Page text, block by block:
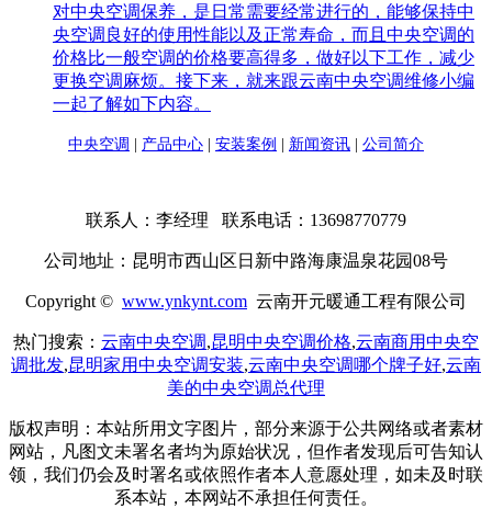
对中央空调保养，是日常需要经常进行的，能够保持中
央空调良好的使用性能以及正常寿命，而且中央空调的
价格比一般空调的价格要高得多，做好以下工作，减少
更换空调麻烦。接下来，就来跟云南中央空调维修小编
一起了解如下内容。
中央空调 产品中心 安装案例 新闻资讯 公司简介
联系人：李经理 联系电话：13698770779
公司地址：昆明市西山区日新中路海康温泉花园08号
Copyright © www.ynkynt.com 云南开元暖通工程有限公司
热门搜索： 云南中央空调,昆明中央空调价格,云南商用中央空
调批发,昆明家用中央空调安装,云南中央空调哪个牌子好,云南
美的中央空调总代理
版权声明：本站所用文字图片，部分来源于公共网络或者素材
网站，凡图文未署名者均为原始状况，但作者发现后可告知认
领，我们仍会及时署名或依照作者本人意愿处理，如未及时联
系本站，本网站不承担任何责任。